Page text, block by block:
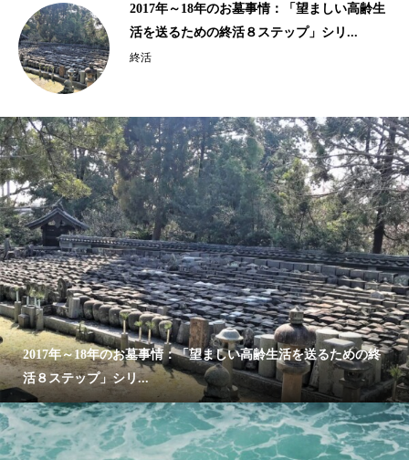
10年以上の歴史がある樹木葬、海洋散骨｜
2015年、2016年の終活ビジネス事情...
終活
2017年～18年のお墓事情：「望ましい高齢生活を送るための終
活８ステップ」シリ...